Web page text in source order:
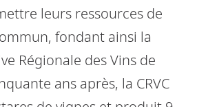
leurs ressources de
fondant ainsi la
Régionale des Vins de
ans après, la CRVC